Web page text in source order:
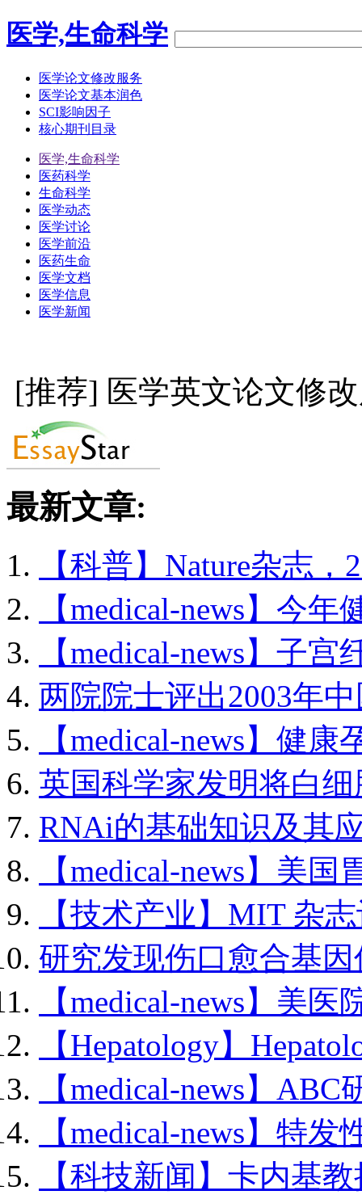
医学,生命科学
医学论文修改服务
医学论文基本润色
SCI影响因子
核心期刊目录
医学,生命科学
医药科学
生命科学
医学动态
医学讨论
医学前沿
医药生命
医学文档
医学信息
医学新闻
[推荐] 医学英文论文修
最新文章:
【科普】Nature杂志，
【medical-news】今年
【medical-news】子宫
两院院士评出2003年
【medical-news】健康
英国科学家发明将白细
RNAi的基础知识及其
【medical-news】美国
【技术产业】MIT 杂
研究发现伤口愈合基因
【medical-news】美医
【Hepatology】
【medical-news】ABC
【medical-news】特发
【科技新闻】卡内基